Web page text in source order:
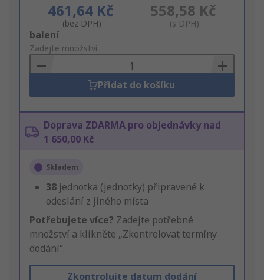
461,64 Kč
(bez DPH)
558,58 Kč
(s DPH)
Add
to
Basket
balení
Zadejte množství
Přidat do košíku
Doprava ZDARMA pro objednávky nad
1 650,00 Kč
Skladem
38 jednotka (jednotky) připravené k
odeslání z jiného místa
Potřebujete více? Zadejte potřebné
množství a klikněte „Zkontrolovat termíny
dodání“.
Zkontrolujte datum dodání